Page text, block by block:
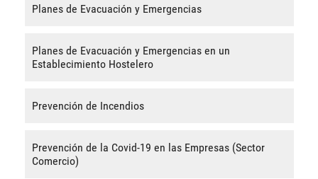
Planes de Evacuación y Emergencias
Planes de Evacuación y Emergencias en un
Establecimiento Hostelero
Prevención de Incendios
Prevención de la Covid-19 en las Empresas (Sector
Comercio)